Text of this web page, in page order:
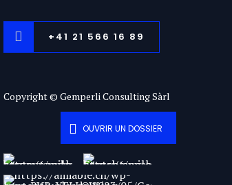
OUVRIR UN DOSSIER
+41 21 566 16 89
Copyright © Gemperli Consulting Sàrl